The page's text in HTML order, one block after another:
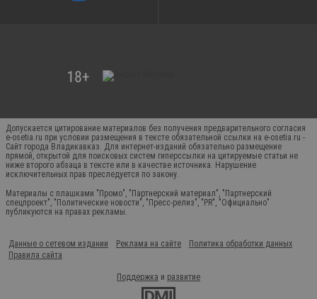
Допускается цитирование материалов без получения предварительного согласия
e-osetia.ru при условии размещения в тексте обязательной ссылки на e-osetia.ru -
Сайт города Владикавказ. Для интернет-изданий обязательно размещение
прямой, открытой для поисковых систем гиперссылки на цитируемые статьи не
ниже второго абзаца в тексте или в качестве источника. Нарушение
исключительных прав преследуется по закону.
Материалы с плашками "Промо", "Партнерский материал", "Партнерский
спецпроект", "Политические новости", "Пресс-релиз", "PR", "Официально"
публикуются на правах рекламы.
Данные о сетевом издании Реклама на сайте
Политика обработки данных
Правила сайта
Поддержка и развитие